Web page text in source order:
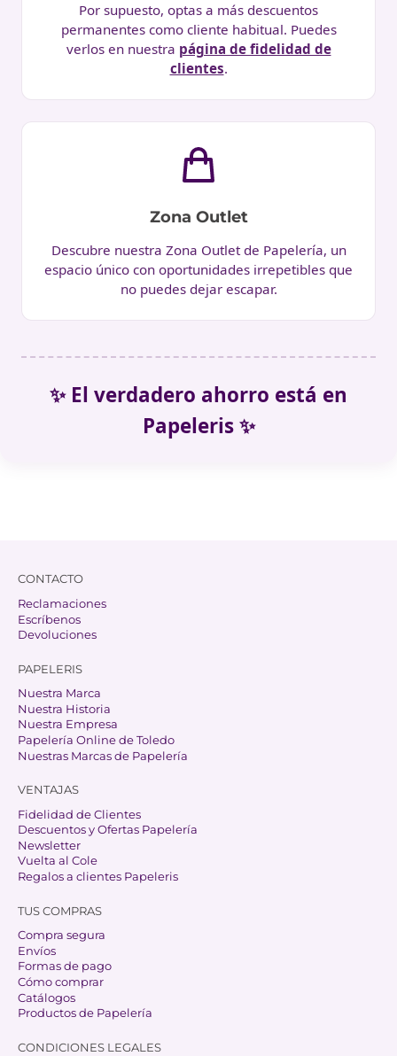
Por supuesto, optas a más descuentos
permanentes como cliente habitual. Puedes
verlos en nuestra página de fidelidad de
clientes.
Zona Outlet
Descubre nuestra Zona Outlet de Papelería, un
espacio único con oportunidades irrepetibles que
no puedes dejar escapar.
✨ El verdadero ahorro está en
Papeleris ✨
CONDICIONES LEGALES
TUS COMPRAS
Compra segura
Envíos
Formas de pago
Cómo comprar
Catálogos
Productos de Papelería
VENTAJAS
Fidelidad de Clientes
Descuentos y Ofertas Papelería
Newsletter
Vuelta al Cole
Regalos a clientes Papeleris
PAPELERIS
Nuestra Marca
Nuestra Historia
Nuestra Empresa
Papelería Online de Toledo
Nuestras Marcas de Papelería
CONTACTO
Reclamaciones
Escríbenos
Devoluciones